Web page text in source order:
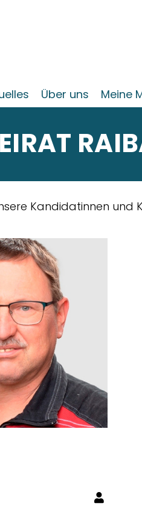
Über uns Meine
Kandidatinnen und